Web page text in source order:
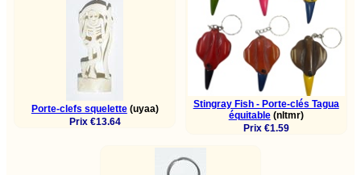
Porte-clefs squelette(uyaa)
Prix €13.64
Stingray Fish - Porte-clés Tagua
équitable(nltmr)
Prix €1.59